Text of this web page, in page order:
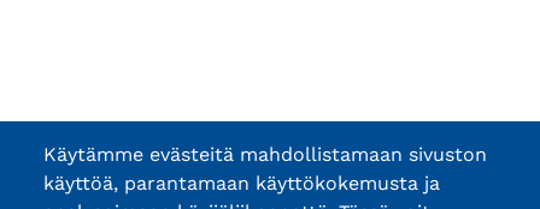
Käytämme evästeitä mahdollistamaan sivuston
käyttöä, parantamaan käyttökokemusta ja